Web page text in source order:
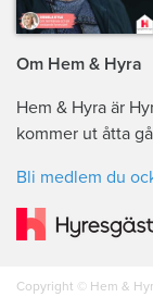
Om Hem & Hyra
Hem & Hyra är
kommer ut åtta
Bli medlem du
Copyright © Hem &